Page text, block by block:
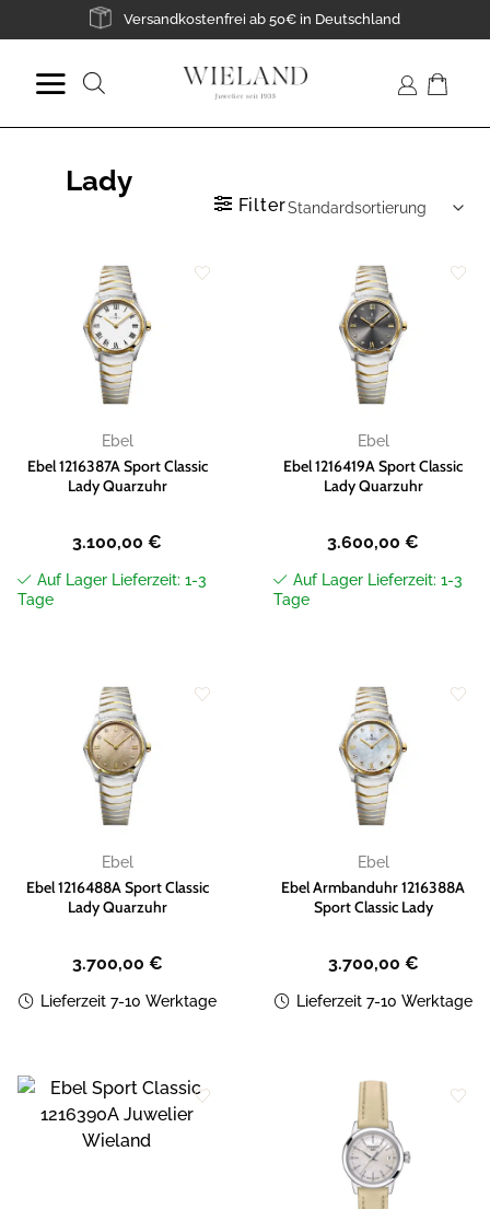
Inhalt
Versandkostenfrei ab 50€ in Deutschland
Suche
Lady
Filter
Wunschliste
hinzufügen
Ebel
Ebel 1216387A Sport Classic
Lady Quarzuhr
3.100,00 €
Auf Lager Lieferzeit: 1-3
Tage
Wunschliste
hinzufügen
Ebel
Ebel 1216419A Sport Classic
Lady Quarzuhr
3.600,00 €
Auf Lager Lieferzeit: 1-3
Tage
Wunschliste
hinzufügen
Ebel
Ebel 1216488A Sport Classic
Lady Quarzuhr
3.700,00 €
Lieferzeit 7-10 Werktage
Wunschliste
hinzufügen
Ebel
Ebel Armbanduhr 1216388A
Sport Classic Lady
3.700,00 €
Lieferzeit 7-10 Werktage
Wunschliste
Wunschliste
hinzufügen